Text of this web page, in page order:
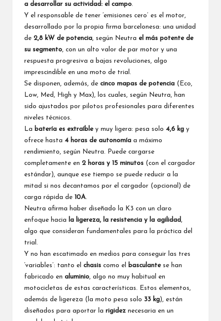
a desarrollar su actividad: el campo
Y el responsable de tener ‘emisiones cero’ es el motor,
desarrollado por la propia firma barcelonesa: una unidad
de 2,8 kW de potencia , según Neutra el más potente de
su segmento , con un alto valor de par motor y una
respuesta progresiva a bajas revoluciones, algo
imprescindible en una moto de trial.
Se disponen, además, de cinco mapas de potencia (Eco,
Low, Med, High y Max), los cuales, según Neutra, han
sido ajustados por pilotos profesionales para diferentes
niveles técnicos.
La batería es extraíble y muy ligera: pesa solo 4,6 kg y
ofrece hasta 4 horas de autonomía a máximo
rendimiento, según Neutra. Puede cargarse
completamente en 2 horas y 15 minutos (con el cargador
estándar), aunque ese tiempo se puede reducir a la
mitad si nos decantamos por el cargador (opcional) de
carga rápida de 10A
Neutra afirma haber diseñado la K3 con un claro
enfoque hacia
la ligereza, la resistencia y la agilidad
algo que consideran fundamentales para la práctica del
trial.
Y no han escatimado en medios para conseguir las tres
‘variables’: tanto el chasis como el basculantese han
fabricado en aluminio , algo no muy habitual en
motocicletas de estas características. Estos elementos,
además de ligereza (la moto pesa solo 33 kg), están
diseñados para aportar la rigidez necesaria en un